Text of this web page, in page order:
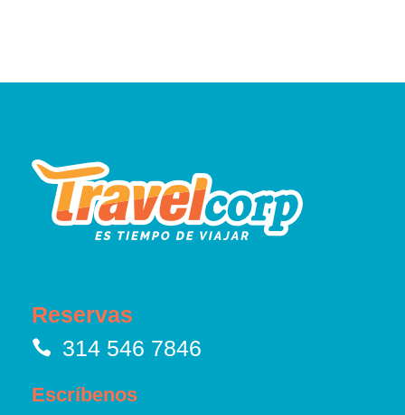
Reservas
314 546 7846
Escríbenos